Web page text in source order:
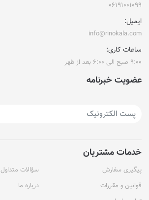
۰۶۱۹۱۰۰۱۰۹۹
ایمیل:
info@rinokala.com
ساعات کاری:
۹:۰۰ صبح الی ۶:۰۰ بعد از ظهر
عضویت خبرنامه
خدمات مشتریان
پیگیری سفارش
سؤالات متداول
قوانین و مقررات
درباره ما